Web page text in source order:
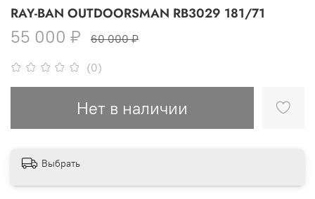
(0)
RAY-BAN OUTDOORSMAN RB3029 181/71
55 000 ₽ 60 000 ₽
Нет в наличии
Выбрать